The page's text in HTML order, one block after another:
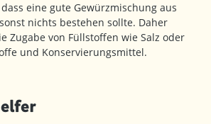
eine gute Gewürzmischung aus
nichts bestehen sollte. Daher
Zugabe von Füllstoffen wie Salz oder
und Konservierungsmittel.